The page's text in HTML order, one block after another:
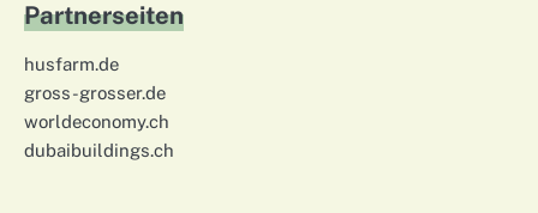
Partnerseiten
husfarm.de
gross-grosser.de
worldeconomy.ch
dubaibuildings.ch